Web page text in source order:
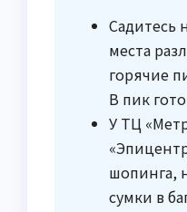
Садитесь
места
горячие
В пик
У ТЦ
шопинга,
сумки в